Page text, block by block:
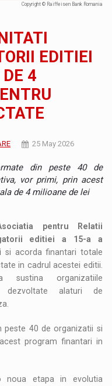
Copyright © Raiffeisen Bank Romania
EDITIEI
4
25 May 2026
din peste 40 de
vor primi, prin acest
de 4 milioane de lei
pentru Relatii
editiei a 15-a a
si acorda finantari totale
in cadrul acestei editii.
sustina organizatiile
dezvoltate alaturi de
peste 40 de organizatii si
program finantari in
noua etapa in evolutia